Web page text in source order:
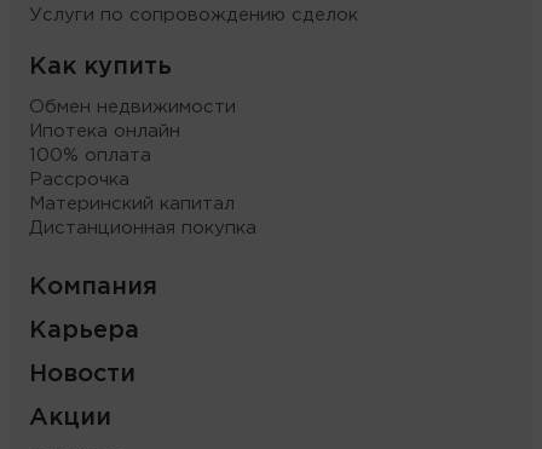
Услуги по сопровождению сделок
Как купить
Обмен недвижимости
Ипотека онлайн
100% оплата
Рассрочка
Материнский капитал
Дистанционная покупка
Компания
Карьера
Новости
Акции